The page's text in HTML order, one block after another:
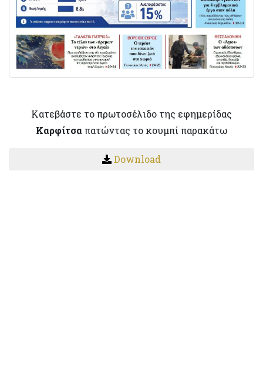
Κατεβάστε το πρωτοσέλιδο της εφημερίδας
Καρφίτσα πατώντας το κουμπί παρακάτω
Download